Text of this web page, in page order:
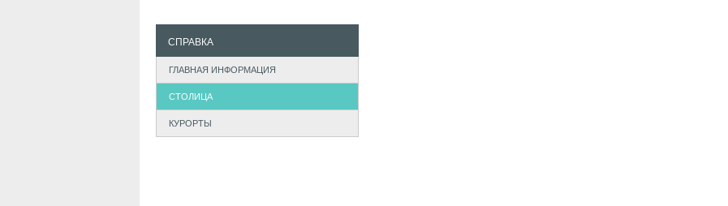
СПРАВКА
ГЛАВНАЯ ИНФОРМАЦИЯ
СТОЛИЦА
КУРОРТЫ